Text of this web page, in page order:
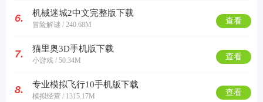
6. 机械迷城2中文完整版下载
冒险解谜 / 240.68M 查看
7. 猫里奥3D手机版下载
小游戏 / 50.34M 查看
8. 专业模拟飞行10手机版下载
模拟经营 / 1315.17M 查看